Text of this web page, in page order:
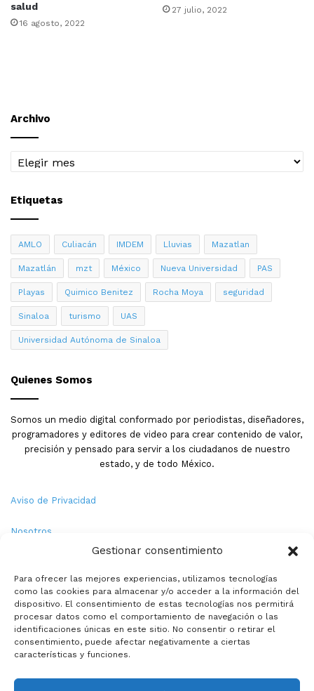
Gestionar consentimiento
Para ofrecer las mejores experiencias, utilizamos tecnologías
como las cookies para almacenar y/o acceder a la información del
dispositivo. El consentimiento de estas tecnologías nos permitirá
procesar datos como el comportamiento de navegación o las
identificaciones únicas en este sitio. No consentir o retirar el
consentimiento, puede afectar negativamente a ciertas
características y funciones.
salud
16 agosto, 2022
27 julio, 2022
Archivo
Archivo
Etiquetas
AMLO Culiacán IMDEM Lluvias Mazatlan
Mazatlán mzt México Nueva Universidad PAS
Playas Quimico Benitez Rocha Moya seguridad
Sinaloa turismo UAS
Universidad Autónoma de Sinaloa
Quienes Somos
Somos un medio digital conformado por periodistas, diseñadores,
programadores y editores de video para crear contenido de valor,
precisión y pensado para servir a los ciudadanos de nuestro
estado, y de todo México.
Aviso de Privacidad
Nosotros
Política de Cookies
Contacto